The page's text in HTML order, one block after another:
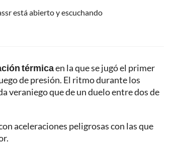
está abierto y escuchando
térmicaen la que se jugó el primer
de presión. El ritmo durante los
veraniego que de un duelo entre dos de
aceleraciones peligrosas con las que